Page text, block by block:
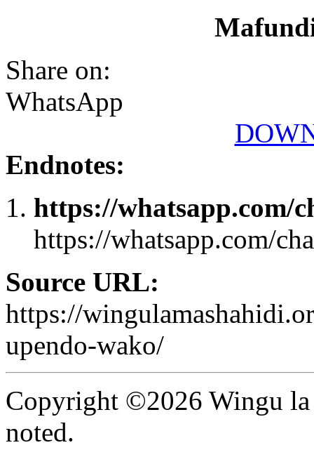
Share on:
WhatsApp
Endnotes:
https://whatsapp.com/
https://whatsapp.com/
Source URL:
https://
upendo-wako/
Copyright ©2026 Wingu la
noted.